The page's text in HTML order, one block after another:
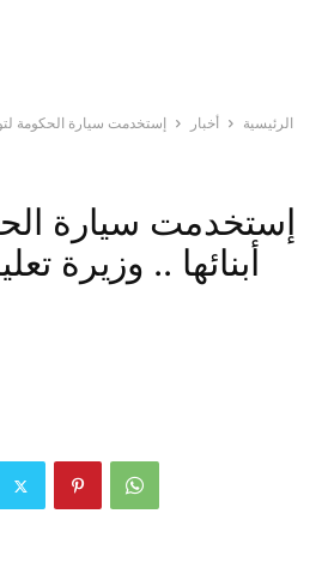
الرئيسية أخبار
إستخدمت سيارة الحكومة
إستخدمت سيارة
أبنائها .. وزيرة